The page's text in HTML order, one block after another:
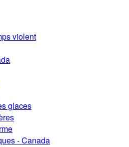
violent
glaces
- Canada